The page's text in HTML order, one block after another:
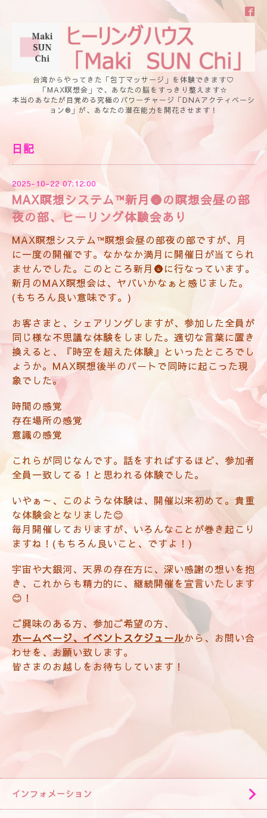
台湾からやってきた「包丁マッサージ」を体験できます♡
「MAX瞑想会」で、あなたの脳をすっきり整えます☆
本当のあなたが目覚める究極のパワーチャージ「DNAアクティベーシ
ョン®」が、あなたの潜在能力を開花させます！
日記
2025-10-22 07:12:00
MAX瞑想システム™新月🌚の瞑想会昼の部
夜の部、ヒーリング体験会あり
MAX瞑想システム™瞑想会昼の部夜の部ですが、月
に一度の開催です。なかなか満月に開催日が当てられ
ませんでした。このところ新月🌚に行なっています。
新月のMAX瞑想会は、ヤバいかなぁと感じました。
(もちろん良い意味です。)
お客さまと、シェアリングしますが、参加した全員が
同じ様な不思議な体験をしました。適切な言葉に置き
換えると、『時空を超えた体験』といったところでし
ょうか。MAX瞑想後半のパートで同時に起こった現
象でした。
時間の感覚
存在場所の感覚
意識の感覚
これらが同じなんです。話をすればするほど、参加者
全員一致してる！と思われる体験でした。
いやぁ～、このような体験は、 開催以来初めて。貴重
な体験会となリました😊
毎月開催しておりますが、いろんなことが巻き起こり
ますね！(もちろん良いこと、ですよ！)
宇宙や大銀河、天界の存在方に、深い感謝の想いを抱
き、これからも精力的に、継続開催を宣言いたします
😊！
ご興味のある方、参加ご希望の方、
ホームページ、イベントスケジュールから、お問い合
わせを、お願い致します。
皆さまのお越しをお待ちしています！
インフォメーション